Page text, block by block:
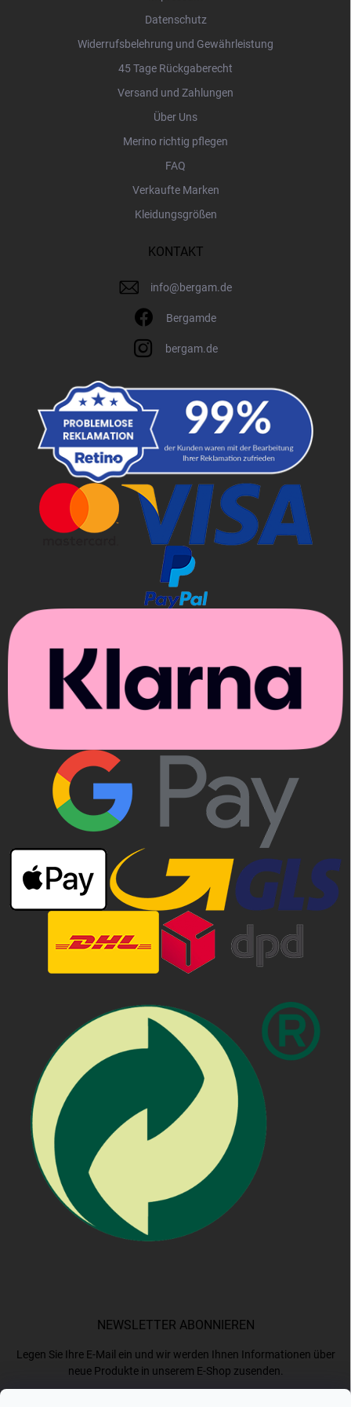
Datenschutz
Widerrufsbelehrung und Gewährleistung
45 Tage Rückgaberecht
Versand und Zahlungen
Über Uns
Merino richtig pflegen
FAQ
Verkaufte Marken
Kleidungsgrößen
KONTAKT
info@bergam.de
Bergamde
bergam.de
NEWSLETTER ABONNIEREN
Legen Sie Ihre E-Mail ein und wir werden Ihnen Informationen über
neue Produkte in unserem E-Shop zusenden.